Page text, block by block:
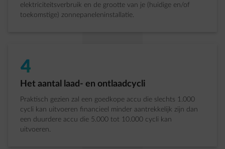
elektriciteitsverbruik en de grootte van je (huidige en/of
toekomstige) zonnepaneleninstallatie.
4
Stap 4 van 5:
Het aantal laad- en ontlaadcycli
Praktisch gezien zal een goedkope accu die slechts 1.000
cycli kan uitvoeren financieel minder aantrekkelijk zijn dan
een duurdere accu die 5.000 tot 10.000 cycli kan
uitvoeren.